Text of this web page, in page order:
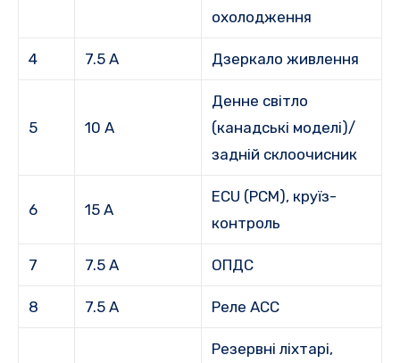
охолодження
4 7.5 А Дзеркало живлення
5 10 А
Денне світло
(канадські моделі)/
задній склоочисник
6 15 А
ECU (PCM), круїз-
контроль
7 7.5 А ОПДС
8 7.5 А Реле ACC
Резервні ліхтарі,